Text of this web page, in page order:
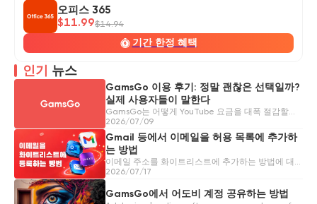
오피스 365
$11.99$14.94
기간 한정 혜택
인기 뉴스
GamsGo 이용 후기: 정말 괜찮은 선택일까?
실제 사용자들이 말한다
GamsGo는 어떻게 YouTube 요금을 대폭 절감할까
요? 실제 사용자들의 경험을 통해 GamsGo가 믿을
수 있는 서비스인지 확인해보세요.
2026/07/09
Gmail 등에서 이메일을 허용 목록에 추가하
는 방법
이메일 주소를 화이트리스트에 추가하는 방법에 대한
가이드
2026/07/17
GamsGo에서 어도비 계정 공유하는 방법